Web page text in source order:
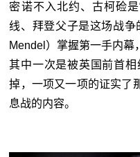
密诺不入北约、古柯硷
线、拜登父子是这场战
Mendel）掌握第一手内幕
其中一次是被英国前首
掉，一项又一项的证实了
息战的内容。